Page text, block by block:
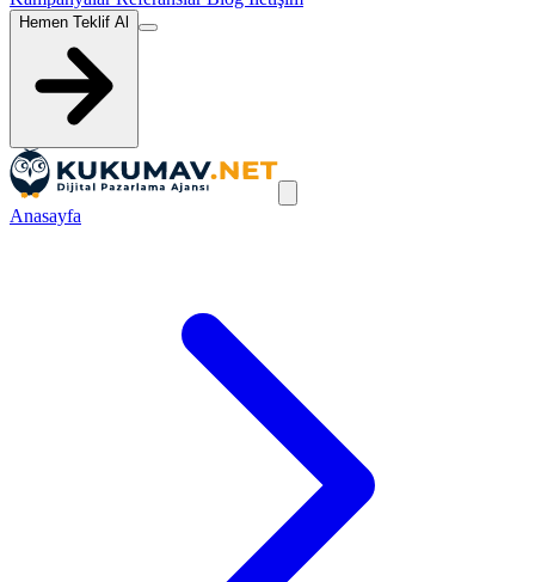
Hemen Teklif Al
Anasayfa